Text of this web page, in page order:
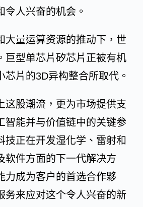
令人兴奋的机会。
大量运算资源的推动下，世
巨型单芯片矽芯片正被有机
芯片的3D异构整合所取代。
这股潮流，更为市场提供支
智能并与价值链中的关键参
技正在开发湿化学、雷射和
软件方面的下一代解决方
力成为客户的首选合作夥
务来应对这个令人兴奋的新